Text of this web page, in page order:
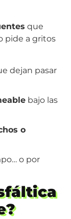
que
pide a gritos
dejan pasar
bajo las
o
o por